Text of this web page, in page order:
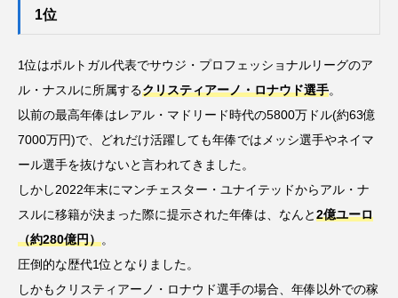
1位
1位はポルトガル代表でサウジ・プロフェッショナルリーグのア
ル・ナスルに所属するクリスティアーノ・ロナウド選手。
以前の最高年俸はレアル・マドリード時代の5800万ドル(約63億
7000万円)で、どれだけ活躍しても年俸ではメッシ選手やネイマ
ール選手を抜けないと言われてきました。
しかし2022年末にマンチェスター・ユナイテッドからアル・ナ
スルに移籍が決まった際に提示された年俸は、なんと2億ユーロ
（約280億円）。
圧倒的な歴代1位となりました。
しかもクリスティアーノ・ロナウド選手の場合、年俸以外での稼